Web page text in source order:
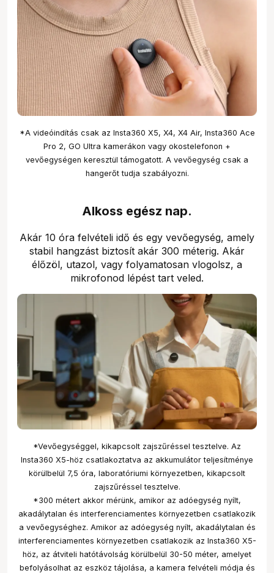
*A videóindítás csak az Insta360 X5, X4, X4 Air, Insta360 Ace
Pro 2, GO Ultra kamerákon vagy okostelefonon +
vevőegységen keresztül támogatott. A vevőegység csak a
hangerőt tudja szabályozni.
Alkoss egész nap.
Akár 10 óra felvételi idő és egy vevőegység, amely
stabil hangzást biztosít akár 300 méterig. Akár
élőzöl, utazol, vagy folyamatosan vlogolsz, a
mikrofonod lépést tart veled.
*Vevőegységgel, kikapcsolt zajszűréssel tesztelve. Az
Insta360 X5-höz csatlakoztatva az akkumulátor teljesítménye
körülbelül 7,5 óra, laboratóriumi környezetben, kikapcsolt
zajszűréssel tesztelve.
*300 métert akkor mérünk, amikor az adóegység nyílt,
akadálytalan és interferenciamentes környezetben csatlakozik
a vevőegységhez. Amikor az adóegység nyílt, akadálytalan és
interferenciamentes környezetben csatlakozik az Insta360 X5-
höz, az átviteli hatótávolság körülbelül 30-50 méter, amelyet
befolyásolhat az eszköz tájolása, a kamera felvételi módja és